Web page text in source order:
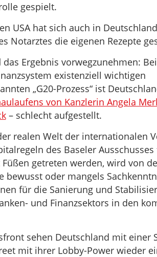
gespielt.
USA hat sich auch in
Notarztes die eigenen Rezepte
Ergebnis vorwegzunehmen:
existenziell wichtigen
„G20-Prozess“ ist
von Kanzlerin Angela
– schlecht aufgestellt.
realen Welt der internationalen
des Baseler Ausschusses
getreten werden, wird von
bewusst oder mangels
für die Sanierung und
und Finanzsektors in den
sehen Deutschland mit einer
mit ihrer Lobby-Power wieder